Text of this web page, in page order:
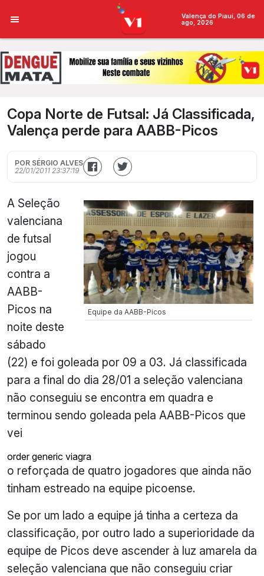
Valença do Piauí, 06 de
ago, 2026
Copa Norte de Futsal: Já Classificada,
Valença perde para AABB-Picos
POR SÉRGIO ALVES
22/01/2011 23:37:19
Equipe da AABB-Picos
A Seleção
valenciana
de futsal
jogou
contra a
AABB-
Picos na
noite deste
sábado
(22) e foi goleada por 09 a 03. Já classificada
para a final do dia 28/01 a seleção valenciana
não conseguiu se encontra em quadra e
terminou sendo goleada pela AABB-Picos que
vei
order generic viagra
o reforçada de quatro jogadores que ainda não
tinham estreado na equipe picoense.
Se por um lado a equipe já tinha a certeza da
classificação, por outro lado a superioridade da
equipe de Picos deve ascender à luz amarela da
seleção valenciana que não conseguiu criar